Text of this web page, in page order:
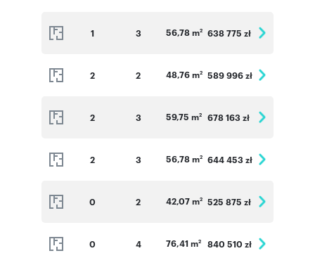
1 3 56,78 m2 638 775 zł
2 2 48,76 m2 589 996 zł
2 3 59,75 m2 678 163 zł
2 3 56,78 m2 644 453 zł
0 2 42,07 m2 525 875 zł
0 4 76,41 m2 840 510 zł